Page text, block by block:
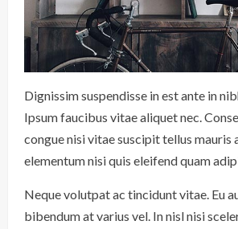
Dignissim suspendisse in est ante in
Ipsum faucibus vitae aliquet nec.
congue nisi vitae suscipit tellus mauris
elementum nisi quis eleifend quam
Neque volutpat ac tincidunt vitae. Eu
bibendum at varius vel. In nisl nisi